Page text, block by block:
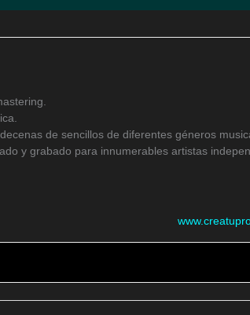
de sencillos de diferentes géneros
y grabado para innumerables artistas